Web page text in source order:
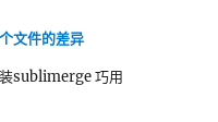
文件的差异
sublimerge 巧用